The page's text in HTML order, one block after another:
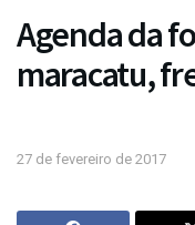
Agenda da
maracatu,
27 de fevereiro de 2017